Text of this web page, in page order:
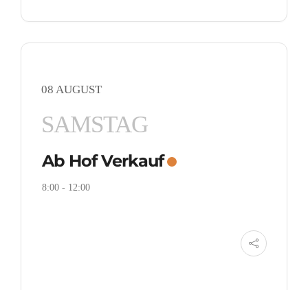
08 AUGUST
SAMSTAG
Ab Hof Verkauf
8:00- 12:00